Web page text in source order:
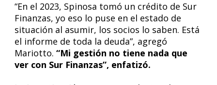
“En el 2023, Spinosa tomó un crédito de Sur
Finanzas, yo eso lo puse en el estado de
situación al asumir, los socios lo saben. Está
el informe de toda la deuda”, agregó
Mariotto. “Mi gestión no tiene nada que
ver con Sur Finanzas”, enfatizó.